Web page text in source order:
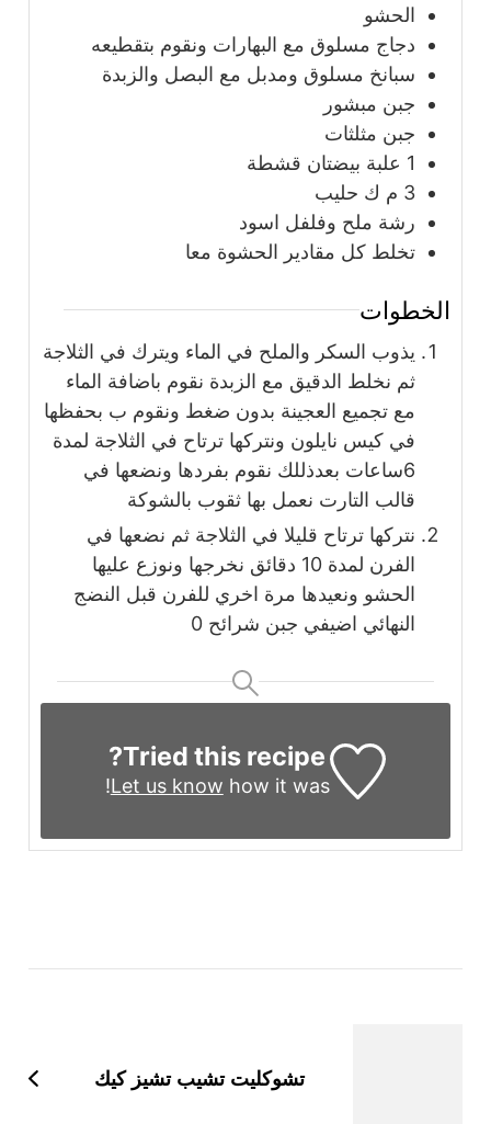
الحشو
دجاج مسلوق مع البهارات ونقوم بتقطيعه
سبانخ مسلوق ومدبل مع البصل والزبدة
جبن مبشور
جبن مثلثات
1 علبة بيضتان قشطة
3 م ك حليب
رشة ملح وفلفل اسود
تخلط كل مقادير الحشوة معا
الخطوات
يذوب السكر والملح في الماء ويترك في الثلاجة
ثم نخلط الدقيق مع الزبدة نقوم باضافة الماء
مع تجميع العجينة بدون ضغط ونقوم ب بحفظها
في كيس نايلون ونتركها ترتاح في الثلاجة لمدة
6ساعات بعدذللك نقوم بفردها ونضعها في
قالب التارت نعمل بها ثقوب بالشوكة
نتركها ترتاح قليلا في الثلاجة ثم نضعها في
الفرن لمدة 10 دقائق نخرجها ونوزع عليها
الحشو ونعيدها مرة اخري للفرن قبل النضج
النهائي اضيفي جبن شرائح 0
Tried this recipe?
Let us know how it was!
تشوكليت تشيب تشيز كيك